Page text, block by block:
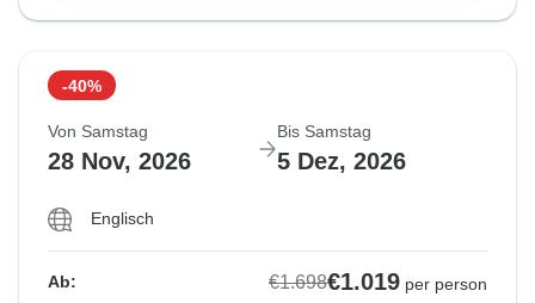
-40%
Von Samstag
28 Nov, 2026
Bis Samstag
5 Dez, 2026
Englisch
Ab: €1.698€1.019 per person